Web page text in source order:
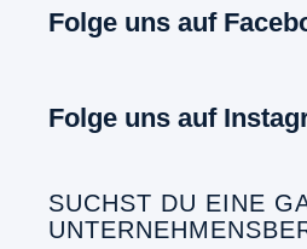
Folge uns auf
Folge uns auf
SUCHST DU EINE